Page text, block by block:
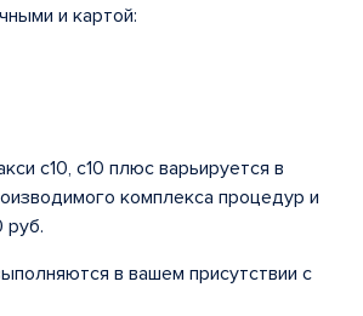
и картой:
с10, с10 плюс варьируется в
комплекса процедур и
руб.
в вашем присутствии с